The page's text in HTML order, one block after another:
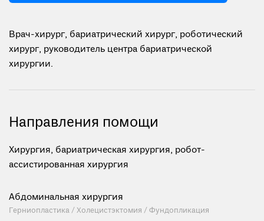
Врач-хирург, бариатрический хирург, роботический
хирург, руководитель центра бариатрической
хирургии.
Направления помощи
Хирургия, бариатрическая хирургия, робот-
ассистированная хирургия
Абдоминальная хирургия
Герниопластика / Холецистэктомия / Фундопликация